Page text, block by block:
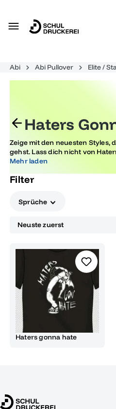
Abi Abi Pullover Elite /
Haters
Zeige mit den neuesten Styles,
gehst. Lass dich nicht von
Abschluss mit Motiven, die
möchten.
Mehr laden
Filter
Sprüche
Haters gonna hate